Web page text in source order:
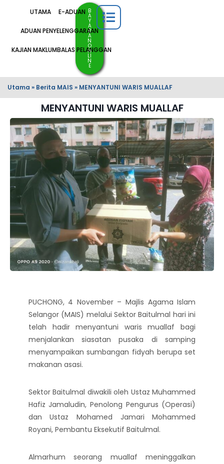
UTAMA E-ADUAN
ADUAN PENYELENGGARAAN
KAJIAN MAKLUMBALAS PELANGGAN
B
A
Y
A
R
A
N
O
N
LI
N
E
Utama » Berita MAIS » MENYANTUNI WARIS MUALLAF
MENYANTUNI WARIS MUALLAF
PUCHONG, 4 November – Majlis Agama Islam
Selangor (MAIS) melalui Sektor Baitulmal hari ini
telah hadir menyantuni waris muallaf bagi
menjalankan siasatan pusaka di samping
menyampaikan sumbangan fidyah berupa set
makanan asasi.
Sektor Baitulmal diwakili oleh Ustaz Muhammed
Hafiz Jamaludin, Penolong Pengurus (Operasi)
dan Ustaz Mohamed Jamari Mohammed
Royani, Pembantu Eksekutif Baitulmal.
Almarhum seorang muallaf meninggalkan